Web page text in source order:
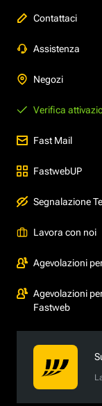
Contattaci
Assistenza
Negozi
Verifica
Fast Mail
FastwebUP
Segnalazione
Lavora con noi
Agevolazioni
Agevolazioni
Fastweb